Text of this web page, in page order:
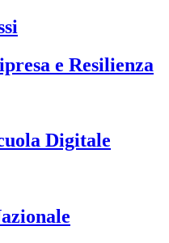
e Resilienza
Digitale